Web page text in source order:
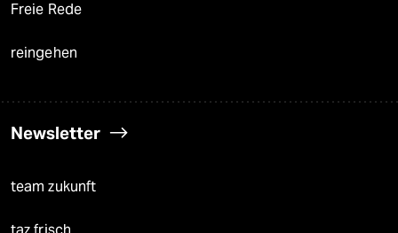
Freie Rede
reingehen
Newsletter
team zukunft